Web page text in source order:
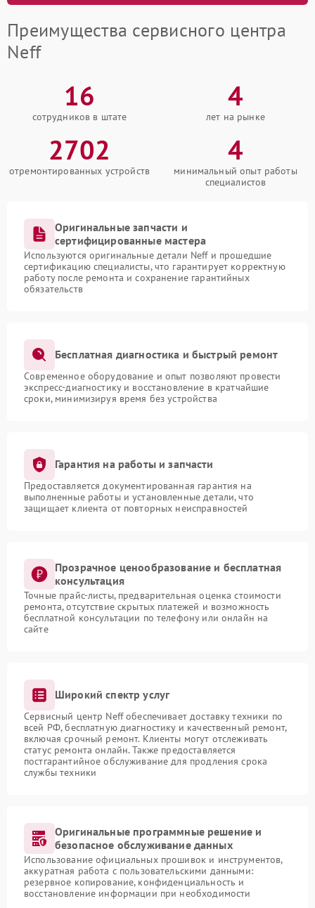
Преимущества сервисного центра
Neff
16
сотрудников в штате
4
лет на рынке
2702
отремонтированных устройств
4
минимальный опыт работы
специалистов
Оригинальные запчасти и
сертифицированные мастера
Используются оригинальные детали Neff и прошедшие
сертификацию специалисты, что гарантирует корректную
работу после ремонта и сохранение гарантийных
обязательств
Бесплатная диагностика и быстрый ремонт
Современное оборудование и опыт позволяют провести
экспресс-диагностику и восстановление в кратчайшие
сроки, минимизируя время без устройства
Гарантия на работы и запчасти
Предоставляется документированная гарантия на
выполненные работы и установленные детали, что
защищает клиента от повторных неисправностей
Прозрачное ценообразование и бесплатная
консультация
Точные прайс-листы, предварительная оценка стоимости
ремонта, отсутствие скрытых платежей и возможность
бесплатной консультации по телефону или онлайн на
сайте
Широкий спектр услуг
Сервисный центр Neff обеспечивает доставку техники по
всей РФ, бесплатную диагностику и качественный ремонт,
включая срочный ремонт. Клиенты могут отслеживать
статус ремонта онлайн. Также предоставляется
постгарантийное обслуживание для продления срока
службы техники
Оригинальные программные решение и
безопасное обслуживание данных
Использование официальных прошивок и инструментов,
аккуратная работа с пользовательскими данными:
резервное копирование, конфиденциальность и
восстановление информации при необходимости